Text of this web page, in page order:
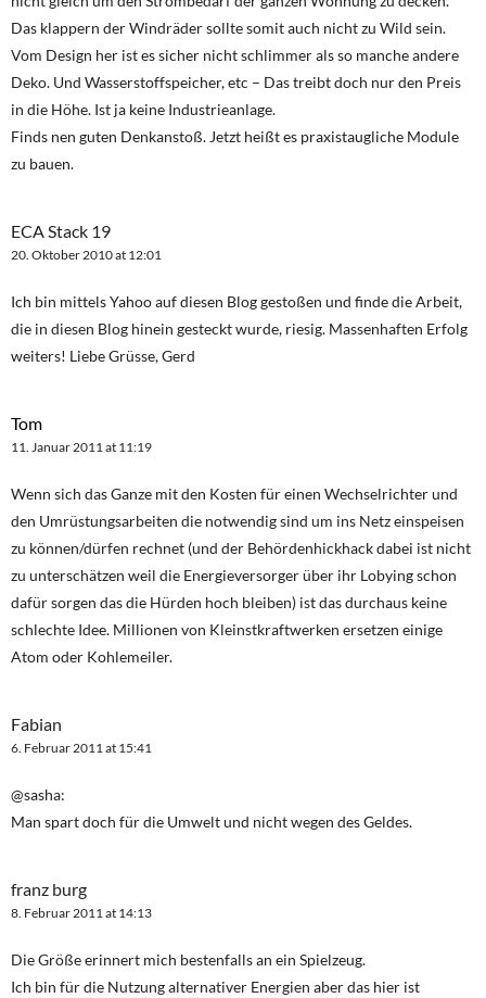
Das klappern der Windräder sollte somit auch nicht zu Wild sein.
Vom Design her ist es sicher nicht schlimmer als so manche andere
Deko. Und Wasserstoffspeicher, etc – Das treibt doch nur den Preis
in die Höhe. Ist ja keine Industrieanlage.
Finds nen guten Denkanstoß. Jetzt heißt es praxistaugliche Module
zu bauen.
ECA Stack 19
20. Oktober 2010 at 12:01
Ich bin mittels Yahoo auf diesen Blog gestoßen und finde die Arbeit,
die in diesen Blog hinein gesteckt wurde, riesig. Massenhaften Erfolg
weiters! Liebe Grüsse, Gerd
Tom
11. Januar 2011 at 11:19
Wenn sich das Ganze mit den Kosten für einen Wechselrichter und
den Umrüstungsarbeiten die notwendig sind um ins Netz einspeisen
zu können/dürfen rechnet (und der Behördenhickhack dabei ist nicht
zu unterschätzen weil die Energieversorger über ihr Lobying schon
dafür sorgen das die Hürden hoch bleiben) ist das durchaus keine
schlechte Idee. Millionen von Kleinstkraftwerken ersetzen einige
Atom oder Kohlemeiler.
Fabian
6. Februar 2011 at 15:41
@sasha:
Man spart doch für die Umwelt und nicht wegen des Geldes.
franz burg
8. Februar 2011 at 14:13
Die Größe erinnert mich bestenfalls an ein Spielzeug.
Ich bin für die Nutzung alternativer Energien aber das hier ist